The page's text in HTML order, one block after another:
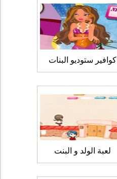
كوافير ستوديو البنات
لعبة الولد و البنت